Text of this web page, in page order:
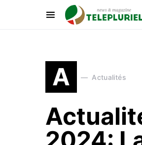
A Actualités